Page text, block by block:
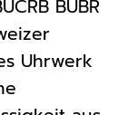
BUBR
Uhrwerk